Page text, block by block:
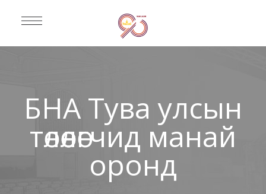
БНА Тува улсын
төлөөлөгчид манай
оронд